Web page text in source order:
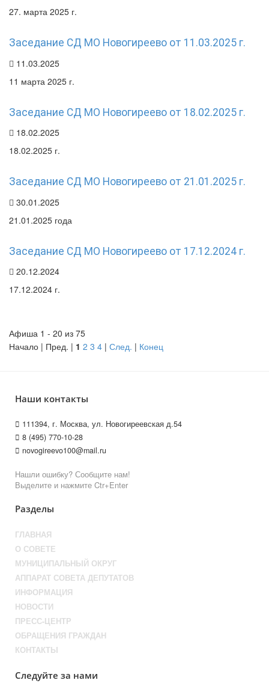
27. марта 2025 г.
Заседание СД МО Новогиреево от 11.03.2025 г.
11.03.2025
11 марта 2025 г.
Заседание СД МО Новогиреево от 18.02.2025 г.
18.02.2025
18.02.2025 г.
Заседание СД МО Новогиреево от 21.01.2025 г.
30.01.2025
21.01.2025 года
Заседание СД МО Новогиреево от 17.12.2024 г.
20.12.2024
17.12.2024 г.
Афиша 1 - 20 из 75
Начало | Пред. | 1 2 3 4 | След. | Конец
Наши контакты
111394, г. Москва, ул. Новогиреевская д.54
8 (495) 770-10-28
novogireevo100@mail.ru
Нашли ошибку? Сообщите нам!
Выделите и нажмите Ctr+Enter
Разделы
ГЛАВНАЯ
О СОВЕТЕ
МУНИЦИПАЛЬНЫЙ ОКРУГ
АППАРАТ СОВЕТА ДЕПУТАТОВ
ИНФОРМАЦИЯ
НОВОСТИ
ПРЕСС-ЦЕНТР
ОБРАЩЕНИЯ ГРАЖДАН
КОНТАКТЫ
Следуйте за нами